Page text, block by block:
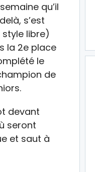
qu’il
s’est
libre)
la 2e place
le
de
devant
seront
et saut à